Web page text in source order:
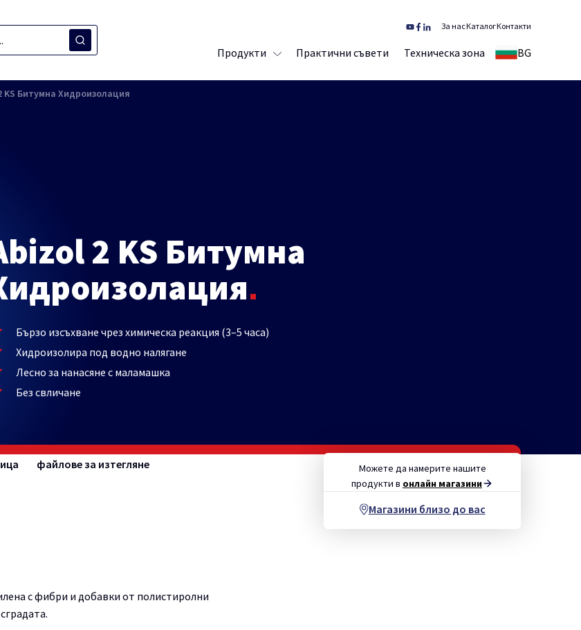
Продукти Практични съвети Техническа зона BG
За насКаталогКонтакти
KS Битумнa Хидроизолация
2 KS Битумнa
Бързо изсъхване чрез химическа реакция (3–5 часа)
Хидроизолира под водно налягане
Лесно за нанасяне с маламашка
Без свличане
Можете да намерите нашите
продукти в онлайн магазини
Магазини близо до вас
файлове за изтегляне
с фибри и добавки от полистиролни